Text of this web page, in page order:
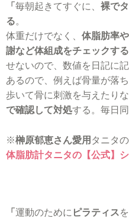
「 毎朝起きてすぐに、 裸で
る。
体重だけでなく、 体脂肪率
謝など体組成をチェックす
せないので、数値を日記に
あるので、例えば骨量が落
歩いて骨に刺激を与えたり
で確認して対処する。毎日
※榊原郁恵さん愛用 タニタ
体脂肪計タニタの【公式】
「 運動のために ピラティス